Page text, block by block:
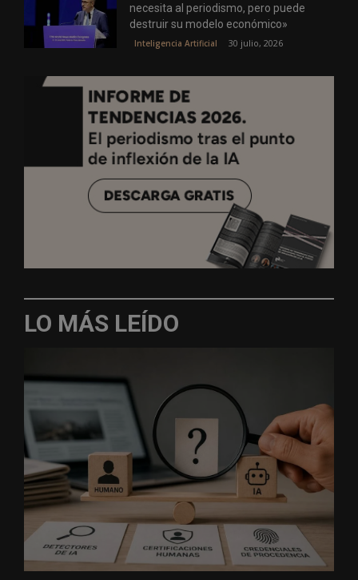
necesita al periodismo, pero puede
destruir su modelo económico»
Inteligencia Artificial 30 julio, 2026
LO MÁS LEÍDO